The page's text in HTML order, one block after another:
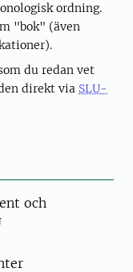
ordning.
"bok" (även
du redan vet
direkt via SLU-
och